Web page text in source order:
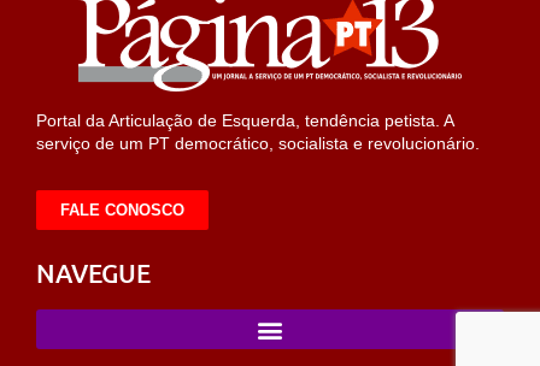
Portal da Articulação de Esquerda, tendência petista. A
serviço de um PT democrático, socialista e revolucionário.
FALE CONOSCO
NAVEGUE